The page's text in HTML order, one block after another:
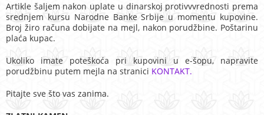
Artikle šaljem nakon uplate u dinarskoj protivvvrednosti prema
srednjem kursu Narodne Banke Srbije u momentu kupovine.
Broj žiro računa dobijate na mejl, nakon porudžbine. Poštarinu
plaća kupac.
Ukoliko imate poteškoća pri kupovini u e-šopu, napravite
porudžbinu putem mejla na stranici KONTAKT.
Pitajte sve što vas zanima.